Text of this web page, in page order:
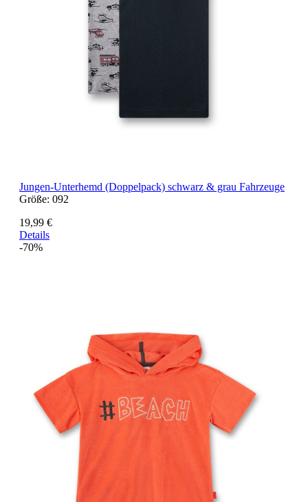
Jungen-Unterhemd (Doppelpack) schwarz & grau Fahrzeuge
Größe: 092
19,99 €
Details
-70%